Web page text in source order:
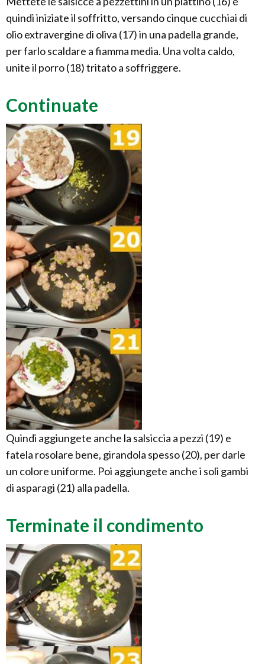
quindi iniziate il soffritto, versando cinque cucchiai di
olio extravergine di oliva (17) in una padella grande,
per farlo scaldare a fiamma media. Una volta caldo,
unite il porro (18) tritato a soffriggere.
Continuate
Quindi aggiungete anche la salsiccia a pezzi (19) e
fatela rosolare bene, girandola spesso (20), per darle
un colore uniforme. Poi aggiungete anche i soli gambi
di asparagi (21) alla padella.
Terminate il condimento